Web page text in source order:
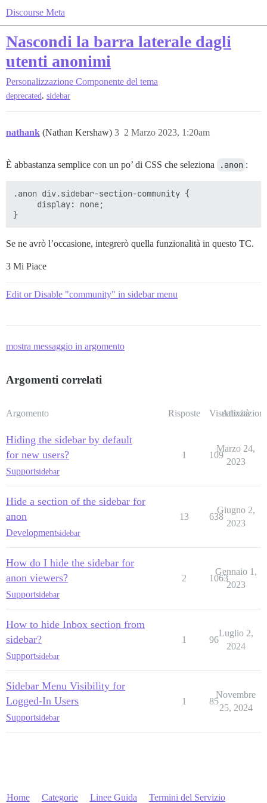
Discourse Meta
Nascondi la barra laterale dagli
utenti anonimi
Personalizzazione Componente del tema
deprecated, sidebar
nathank (Nathan Kershaw) 2 Marzo 2023, 1:20am
3
È abbastanza semplice con un po’ di CSS che seleziona .anon :
.anon div.sidebar-section-community {
     display: none;
Se ne avrò l’occasione, integrerò quella funzionalità in questo TC.
3 Mi Piace
Edit or Disable "community" in sidebar menu
mostra messaggio in argomento
Argomenti correlati
Argomento Risposte Visualizzazioni
Attività
Hiding the sidebar by default
for new users?
Supportsidebar
1 109
Marzo 24,
2023
Hide a section of the sidebar for
anon
Developmentsidebar
13 638
Giugno 2,
2023
How do I hide the sidebar for
anon viewers?
Supportsidebar
2 1063
Gennaio 1,
2023
How to hide Inbox section from
sidebar?
Supportsidebar
1 96
Luglio 2,
2024
Sidebar Menu Visibility for
Logged-In Users
Supportsidebar
1 85
Novembre
25, 2024
Home Categorie Linee Guida Termini del Servizio